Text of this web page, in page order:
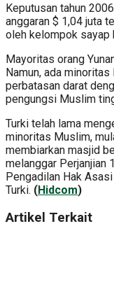
Keputusan tahun
anggaran $ 1,04 juta
oleh kelompok sayap
Mayoritas orang
Namun, ada
perbatasan darat
pengungsi Muslim
Turki telah lama
minoritas Muslim,
membiarkan masjid
melanggar Perjanjian
Pengadilan Hak
Turki. (Hidcom)
Artikel Terkait